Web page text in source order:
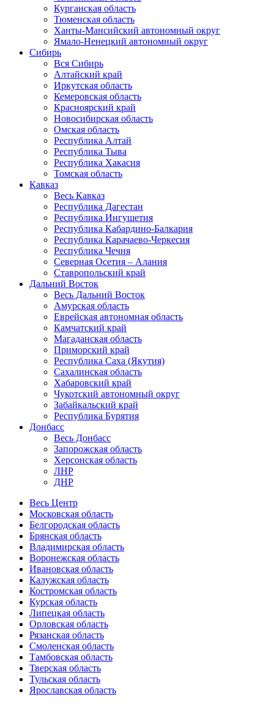
Курганская область
Тюменская область
Ханты-Мансийский автономный округ
Ямало-Ненецкий автономный округ
Сибирь
Вся Сибирь
Алтайский край
Иркутская область
Кемеровская область
Красноярский край
Новосибирская область
Омская область
Республика Алтай
Республика Тыва
Республика Хакасия
Томская область
Кавказ
Весь Кавказ
Республика Дагестан
Республика Ингушетия
Республика Кабардино-Балкария
Республика Карачаево-Черкесия
Республика Чечня
Северная Осетия – Алания
Ставропольский край
Дальний Восток
Весь Дальний Восток
Амурская область
Еврейская автономная область
Камчатский край
Магаданская область
Приморский край
Республика Саха (Якутия)
Сахалинская область
Хабаровский край
Чукотский автономный округ
Забайкальский край
Республика Бурятия
Донбасс
Весь Донбасс
Запорожская область
Херсонская область
ЛНР
ДНР
Весь Центр
Московская область
Белгородская область
Брянская область
Владимирская область
Воронежская область
Ивановская область
Калужская область
Костромская область
Курская область
Липецкая область
Орловская область
Рязанская область
Смоленская область
Тамбовская область
Тверская область
Тульская область
Ярославская область